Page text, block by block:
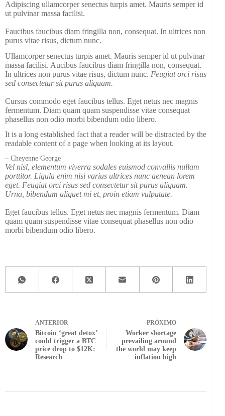
Adipiscing ullamcorper senectus turpis amet. Mauris semper id
ut pulvinar massa facilisi.
Faucibus faucibus diam fringilla non, consequat. In ultrices non
purus vitae risus, dictum nunc.
Ullamcorper senectus turpis amet. Mauris semper id ut pulvinar
massa facilisi. Aucibus faucibus diam fringilla non, consequat.
In ultrices non purus vitae risus, dictum nunc. Feugiat orci risus
sed consectetur sit purus aliquam.
Cursus commodo eget faucibus tellus. Eget netus nec magnis
fermentum. Diam quam quam suspendisse vitae consequat
phasellus non odio morbi bibendum odio libero.
It is a long established fact that a reader will be distracted by the
readable content of a page when looking at its layout.
– Cheyenne George
Vel nisl, elementum viverra sodales euismod convallis nullam
porttitor. Ligula enim nisi varius ultrices nunc aenean lorem
eget. Feugiat orci risus sed consectetur sit purus aliquam.
Urna, bibendum aliquet mi et, proin etiam vulputate.
Eget faucibus tellus. Eget netus nec magnis fermentum. Diam
quam quam suspendisse vitae consequat phasellus non odio
morbi bibendum odio libero.
ANTERIOR
Bitcoin ‘great detox’
could trigger a BTC
price drop to $12K:
Research
PRÓXIMO
Worker shortage
prevailing around
the world may keep
inflation high